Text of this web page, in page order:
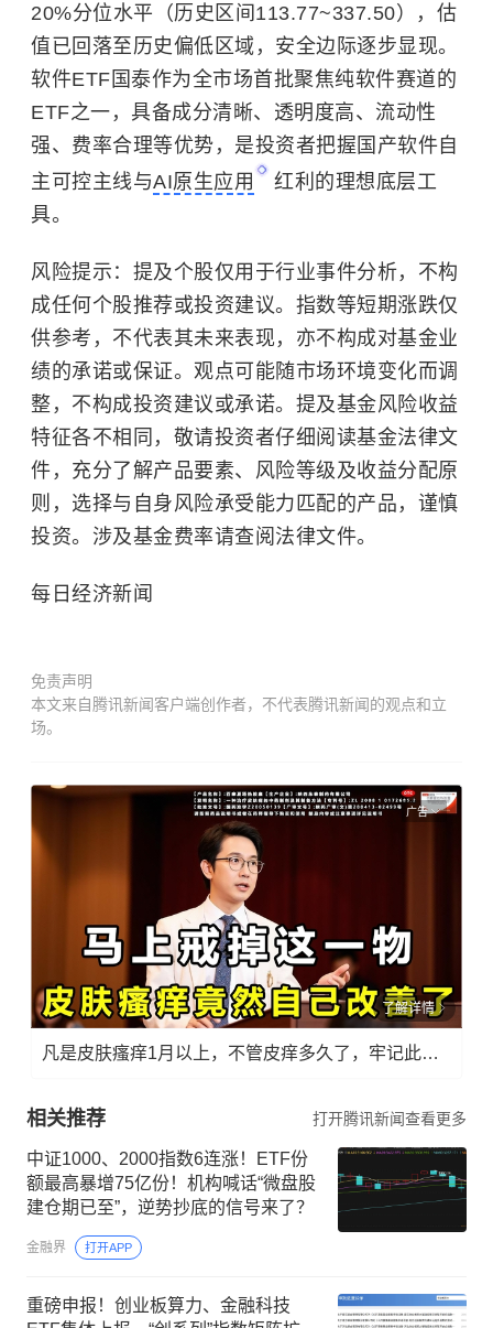
20%分位水平（历史区间113.77~337.50），估
值已回落至历史偏低区域，安全边际逐步显现。
软件ETF国泰作为全市场首批聚焦纯软件赛道的
ETF之一，具备成分清晰、透明度高、流动性
强、费率合理等优势，是投资者把握国产软件自
主可控主线与AI原生应用
红利的理想底层工
具。
风险提示：提及个股仅用于行业事件分析，不构
成任何个股推荐或投资建议。指数等短期涨跌仅
供参考，不代表其未来表现，亦不构成对基金业
绩的承诺或保证。观点可能随市场环境变化而调
整，不构成投资建议或承诺。提及基金风险收益
特征各不相同，敬请投资者仔细阅读基金法律文
件，充分了解产品要素、风险等级及收益分配原
则，选择与自身风险承受能力匹配的产品，谨慎
投资。涉及基金费率请查阅法律文件。
每日经济新闻
免责声明
本文来自腾讯新闻客户端创作者，不代表腾讯新闻的观点和立
场。
广告
了解详情
凡是皮肤瘙痒1月以上，不管皮痒多久了，牢记此法，快！准！狠！
相关推荐 打开腾讯新闻查看更多
中证1000、2000指数6连涨！ETF份
额最高暴增75亿份！机构喊话“微盘股
建仓期已至”，逆势抄底的信号来了？
金融界 打开APP
重磅申报！创业板算力、金融科技